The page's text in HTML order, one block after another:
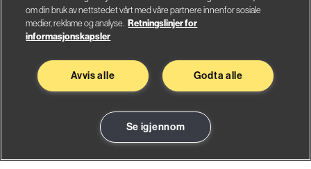
om din bruk av nettstedet vårt med våre partnere innenfor sosiale
medier, reklame og analyse. Retningslinjer for
informasjonskapsler
Godta alle
Avvis alle
Se igjennom